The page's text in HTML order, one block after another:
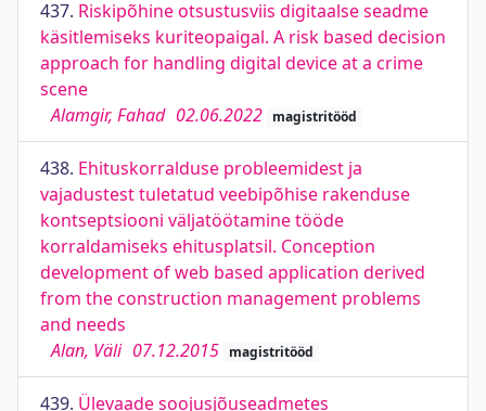
437. Riskipõhine otsustusviis digitaalse seadme
käsitlemiseks kuriteopaigal. A risk based decision
approach for handling digital device at a crime
scene
Alamgir, Fahad 02.06.2022 magistritööd
438. Ehituskorralduse probleemidest ja
vajadustest tuletatud veebipõhise rakenduse
kontseptsiooni väljatöötamine tööde
korraldamiseks ehitusplatsil. Conception
development of web based application derived
from the construction management problems
and needs
Alan, Väli 07.12.2015 magistritööd
439. Ülevaade soojusjõuseadmetes